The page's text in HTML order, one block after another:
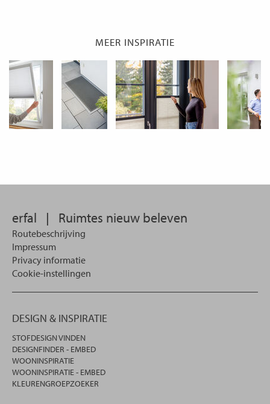
MEER INSPIRATIE
erfal | Ruimtes nieuw beleven
Routebeschrijving
Impressum
Privacy informatie
Cookie-instellingen
DESIGN & INSPIRATIE
STOFDESIGN VINDEN
DESIGNFINDER - EMBED
WOONINSPIRATIE
WOONINSPIRATIE - EMBED
KLEURENGROEPZOEKER